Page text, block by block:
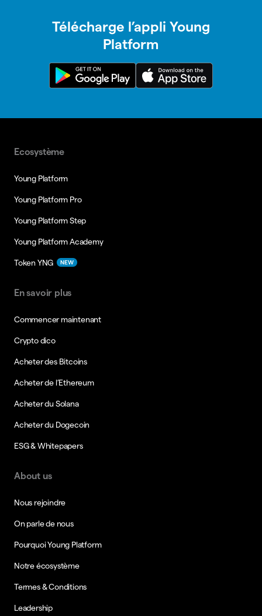
Télécharge l’appli Young
Platform
Ecosystème
Young Platform
Young Platform Pro
Young Platform Step
Young Platform Academy
Token YNG NEW
En savoir plus
Commencer maintenant
Crypto dico
Acheter des Bitcoins
Acheter de l’Ethereum
Acheter du Solana
Acheter du Dogecoin
ESG & Whitepapers
About us
Nous rejoindre
On parle de nous
Pourquoi Young Platform
Notre écosystème
Termes & Conditions
Leadership